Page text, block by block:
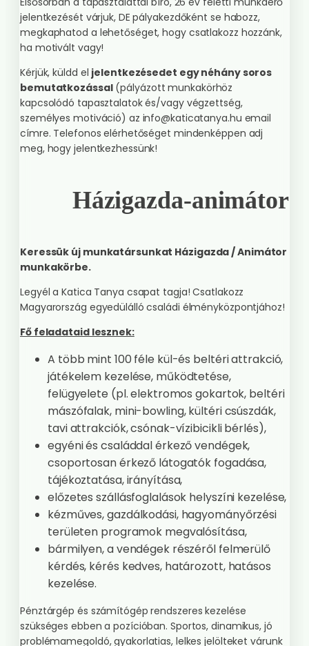
jelentkezését várjuk, DE pályakezdőként se habozz,
megkaphatod a lehetőséget, hogy csatlakozz hozzánk,
ha motivált vagy!
Kérjük, küldd el jelentkezésedet egy néhány soros
bemutatkozással(pályázott munkakörhöz
kapcsolódó tapasztalatok és/vagy végzettség,
személyes motiváció) az info@katicatanya.hu email
címre. Telefonos elérhetőséget mindenképpen adj
meg, hogy jelentkezhessünk!
Házigazda-animátor
Keressük új munkatársunkat Házigazda / Animátor
munkakörbe.
Legyél a Katica Tanya csapat tagja! Csatlakozz
Magyarország egyedülálló családi élményközpontjához!
Fő feladataid lesznek:
A több mint 100 féle kül-és beltéri attrakció,
játékelem kezelése, működtetése,
felügyelete (pl. elektromos gokartok, beltéri
mászófalak, mini-bowling, kültéri csúszdák,
tavi attrakciók, csónak-vízibicikli bérlés),
egyéni és családdal érkező vendégek,
csoportosan érkező látogatók fogadása,
tájékoztatása, irányítása,
előzetes szállásfoglalások helyszíni kezelése,
kézműves, gazdálkodási, hagyományőrzési
területen programok megvalósítása,
bármilyen, a vendégek részéről felmerülő
kérdés, kérés kedves, határozott, hatásos
kezelése.
Pénztárgép és számítógép rendszeres kezelése
szükséges ebben a pozícióban. Sportos, dinamikus, jó
problémamegoldó, gyakorlatias, lelkes jelölteket várunk